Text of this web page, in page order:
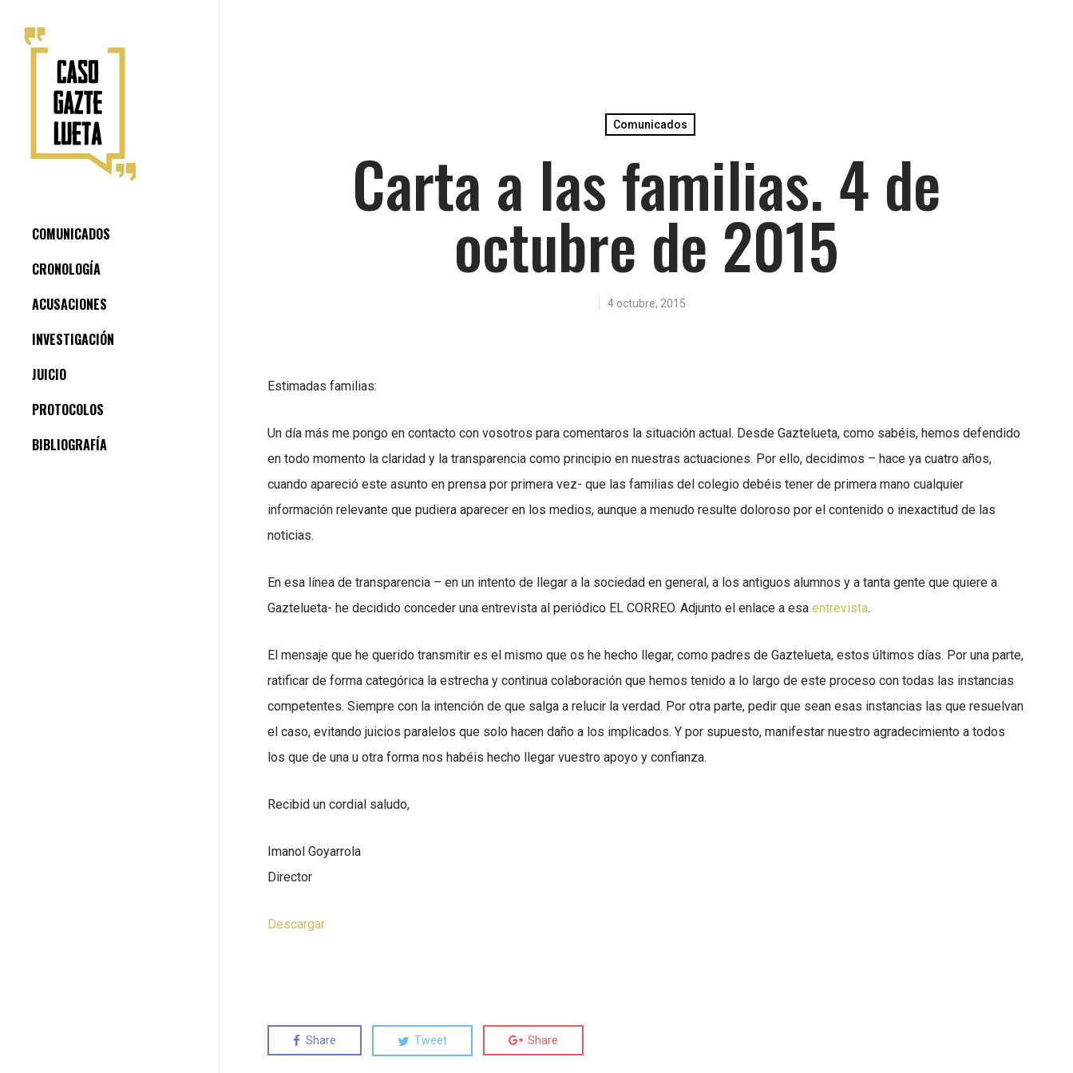
COMUNICADOS
CRONOLOGÍA
ACUSACIONES
INVESTIGACIÓN
JUICIO
PROTOCOLOS
BIBLIOGRAFÍA
Comunicados
Carta a las familias. 4 de
octubre de 2015
4 octubre, 2015
Estimadas familias:
Un día más me pongo en contacto con vosotros para comentaros la situación actual. Desde Gaztelueta, como sabéis, hemos defendido
en todo momento la claridad y la transparencia como principio en nuestras actuaciones. Por ello, decidimos – hace ya cuatro años,
cuando apareció este asunto en prensa por primera vez- que las familias del colegio debéis tener de primera mano cualquier
información relevante que pudiera aparecer en los medios, aunque a menudo resulte doloroso por el contenido o inexactitud de las
noticias.
En esa línea de transparencia – en un intento de llegar a la sociedad en general, a los antiguos alumnos y a tanta gente que quiere a
Gaztelueta- he decidido conceder una entrevista al periódico EL CORREO. Adjunto el enlace a esa entrevista.
El mensaje que he querido transmitir es el mismo que os he hecho llegar, como padres de Gaztelueta, estos últimos días. Por una parte,
ratificar de forma categórica la estrecha y continua colaboración que hemos tenido a lo largo de este proceso con todas las instancias
competentes. Siempre con la intención de que salga a relucir la verdad. Por otra parte, pedir que sean esas instancias las que resuelvan
el caso, evitando juicios paralelos que solo hacen daño a los implicados. Y por supuesto, manifestar nuestro agradecimiento a todos
los que de una u otra forma nos habéis hecho llegar vuestro apoyo y confianza.
Recibid un cordial saludo,
Imanol Goyarrola
Director
Descargar
Share Tweet Share